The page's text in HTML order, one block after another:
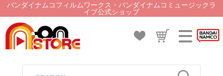
バンダイナムコフィルムワークス・バンダイナムコミュージックラ
イブ公式ショップ